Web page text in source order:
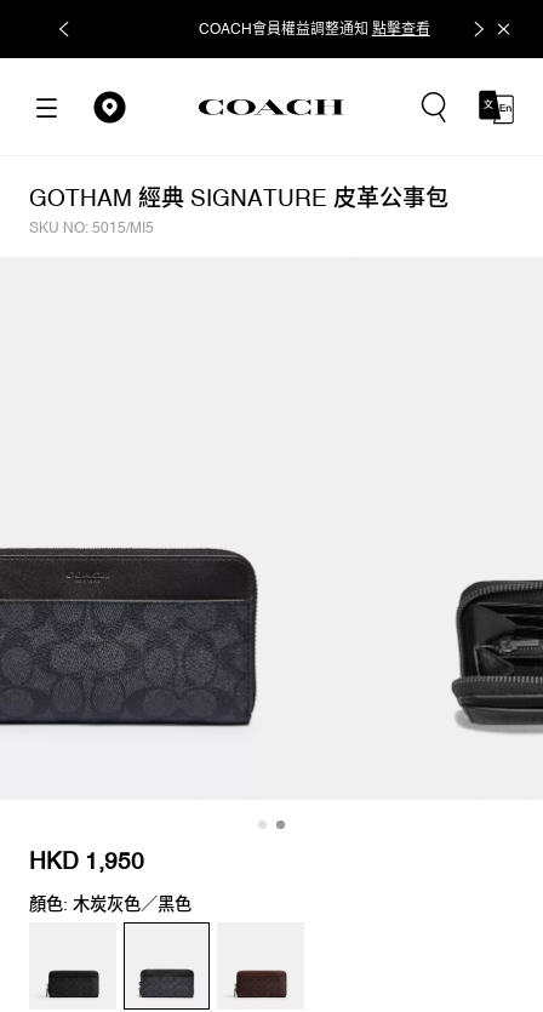
COACH會員權益調整通知點擊查看 立即追蹤
GOTHAM 經典 SIGNATURE 皮革公事包
SKU NO: 5015/MI5
HKD 1,950
顏色: 木炭灰色／黑色